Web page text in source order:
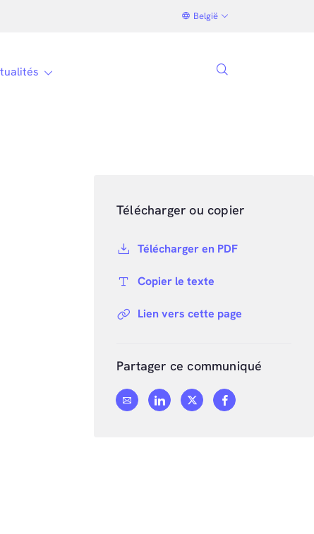
België
Télécharger ou copier
Télécharger en PDF
Copier le texte
Lien vers cette page
Partager ce communiqué